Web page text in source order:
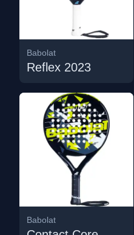
Babolat
Reflex 2023
Babolat